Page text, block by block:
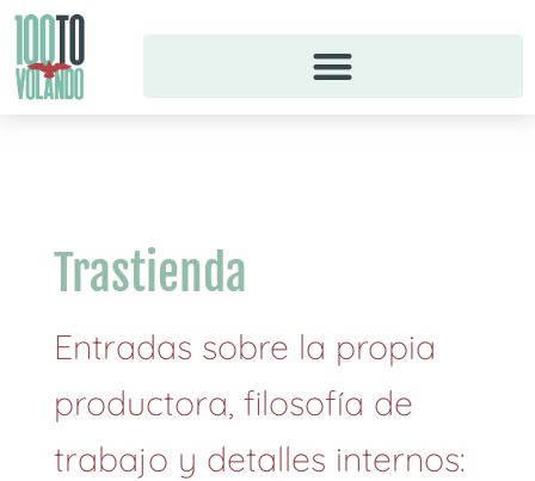
contenido
Trastienda
Entradas sobre la propia
productora, filosofía de
trabajo y detalles internos: